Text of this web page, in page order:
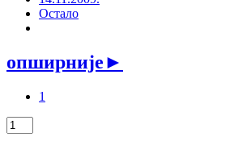
Остало
опширније►
1